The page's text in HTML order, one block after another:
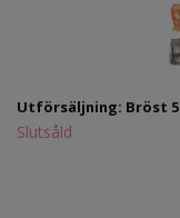
Utförsäljning: Bröst 5
Slutsåld